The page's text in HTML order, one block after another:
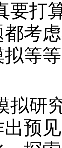
要打
考
等
拟研
预见